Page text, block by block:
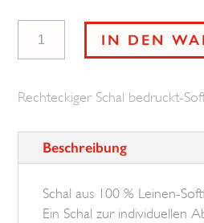
Menge
IN DEN
Rechteckiger Schal bedruckt-
Beschreibung
Schal aus 100 % Leinen-
Ein Schal zur individuellen